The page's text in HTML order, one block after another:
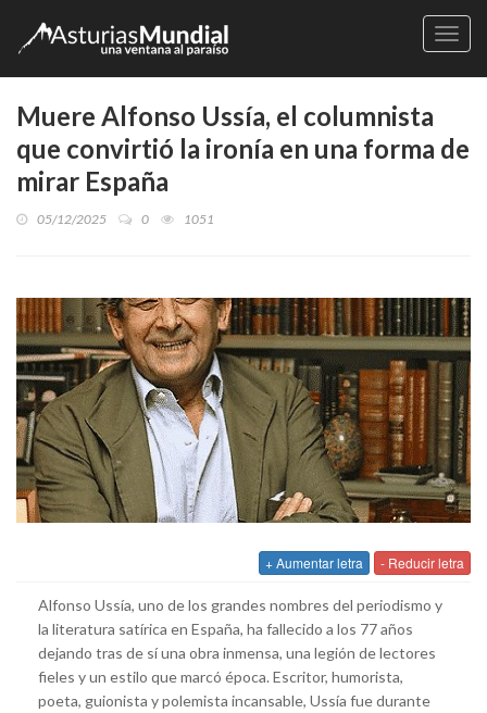
Muere Alfonso Ussía, el columnista
que convirtió la ironía en una forma de
mirar España
05/12/2025 0 1051
+ Aumentar letra - Reducir letra
Alfonso Ussía, uno de los grandes nombres del periodismo y
la literatura satírica en España, ha fallecido a los 77 años
dejando tras de sí una obra inmensa, una legión de lectores
fieles y un estilo que marcó época. Escritor, humorista,
poeta, guionista y polemista incansable, Ussía fue durante